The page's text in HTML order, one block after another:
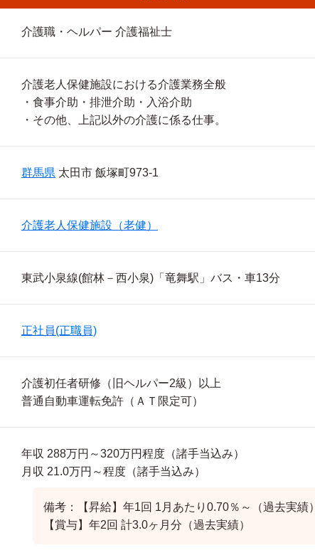
介護職・ヘルパー 介護福祉士
介護老人保健施設における介護業務全般
・食事介助・排泄介助・入浴介助
・その他、上記以外の介護に係る仕事。
群馬県 太田市 飯塚町973-1
介護老人保健施設（老健）
東武小泉線(館林－西小泉)「竜舞駅」バス・車13分
正社員(正職員)
介護初任者研修（旧ヘルパー2級）以上
普通自動車運転免許（ＡＴ限定可）
年収 288万円～320万円程度（諸手当込み）
月収 21.0万円～程度（諸手当込み）
備考：【昇給】年1回 1月あたり0.70％～（過去実績）
【賞与】年2回 計3.0ヶ月分（過去実績）